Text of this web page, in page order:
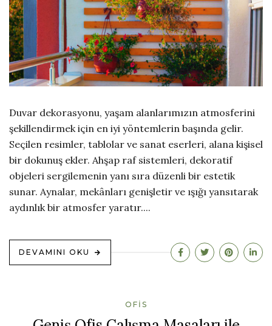
Duvar dekorasyonu, yaşam alanlarımızın atmosferini
şekillendirmek için en iyi yöntemlerin başında gelir.
Seçilen resimler, tablolar ve sanat eserleri, alana kişisel
bir dokunuş ekler. Ahşap raf sistemleri, dekoratif
objeleri sergilemenin yanı sıra düzenli bir estetik
sunar. Aynalar, mekânları genişletir ve ışığı yansıtarak
aydınlık bir atmosfer yaratır....
DEVAMINI OKU
OFIS